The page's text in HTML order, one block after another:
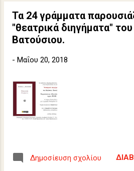
Τα 24 γράμματα
"θεατρικά διηγήματα"
Βατούσιου.
- Μαΐου 20, 2018
Δημοσίευση σχολίου